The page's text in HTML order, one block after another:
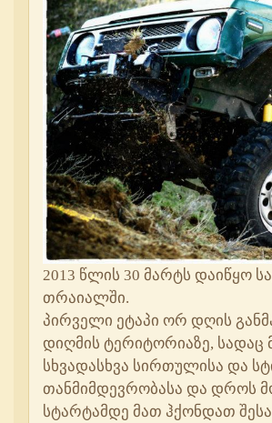
2013 წლის 30 მარტს დაიწყო
თრაიალში.
პირველი ეტაპი ორ დღის
დიღმის ტერიტორიაზე, სადაც
სხვადასხვა სირთულისა და
თანმიმდევრობასა და დროს
სტარტამდე მათ ჰქონდათ